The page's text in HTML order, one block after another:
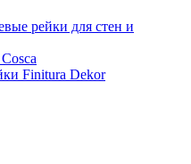
рейки для стен и
Finitura Dekor